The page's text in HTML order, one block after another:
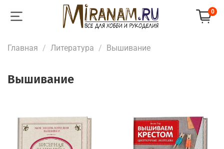
0
Главная Литература Вышивание
Вышивание